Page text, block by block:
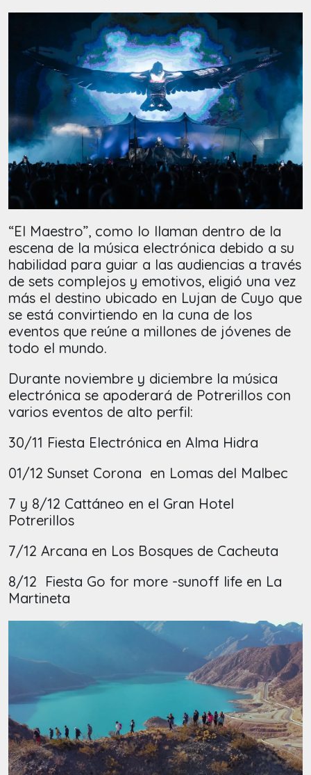
“El Maestro”, como lo llaman dentro de la
escena de la música electrónica debido a su
habilidad para guiar a las audiencias a través
de sets complejos y emotivos, eligió una vez
más el destino ubicado en Lujan de Cuyo que
se está convirtiendo en la cuna de los
eventos que reúne a millones de jóvenes de
todo el mundo.
Durante noviembre y diciembre la música
electrónica se apoderará de Potrerillos con
varios eventos de alto perfil:
30/11 Fiesta Electrónica en Alma Hidra
01/12 Sunset Corona en Lomas del Malbec
7 y 8/12 Cattáneo en el Gran Hotel
Potrerillos
7/12 Arcana en Los Bosques de Cacheuta
8/12 Fiesta Go for more -sunoff life en La
Martineta